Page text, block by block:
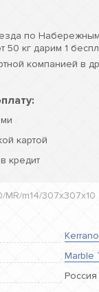
по
50 кг дарим 1
компанией в
картой
кредит
MR/m14/307x307x10
Marble
Россия